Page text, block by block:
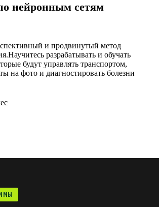
нейронным сетям
и продвинутый метод
разрабатывать и обучать
будут управлять транспортом,
на фото и диагностировать болезни